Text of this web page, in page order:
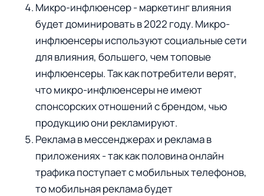
Микро-инфлюенсер - маркетинг влияния
будет доминировать в 2022 году. Микро-
инфлюенсеры используют социальные сети
для влияния, большего, чем топовые
инфлюенсеры. Так как потребители верят,
что микро-инфлюенсеры не имеют
спонсорских отношений с брендом, чью
продукцию они рекламируют.
Реклама в мессенджерах и реклама в
приложениях - так как половина онлайн
трафика поступает с мобильных телефонов,
то мобильная реклама будет